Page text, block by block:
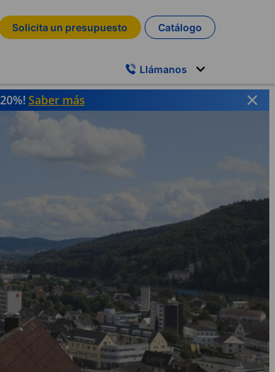
Solicita un presupuesto Catálogo
Llámanos
Saber más